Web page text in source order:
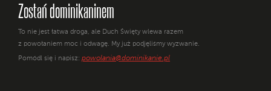
Zostań dominikaninem
To nie jest łatwa droga, ale Duch Święty wlewa razem
z powołaniem moc i odwagę. My już podjęliśmy wyzwanie.
Pomódl się i napisz: powolania@dominikanie.pl